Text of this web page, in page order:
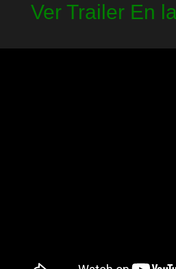
Ver Trailer En